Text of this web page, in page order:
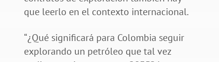
que leerlo en el contexto internacional.
“¿Qué significará para Colombia seguir
explorando un petróleo que tal vez